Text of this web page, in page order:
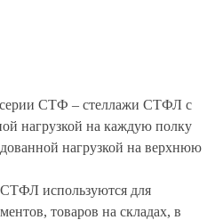
СТФ – стеллажи СТФЛ с
нагрузкой на каждую полку
нагрузкой на верхнюю
используются для
товаров на складах, в